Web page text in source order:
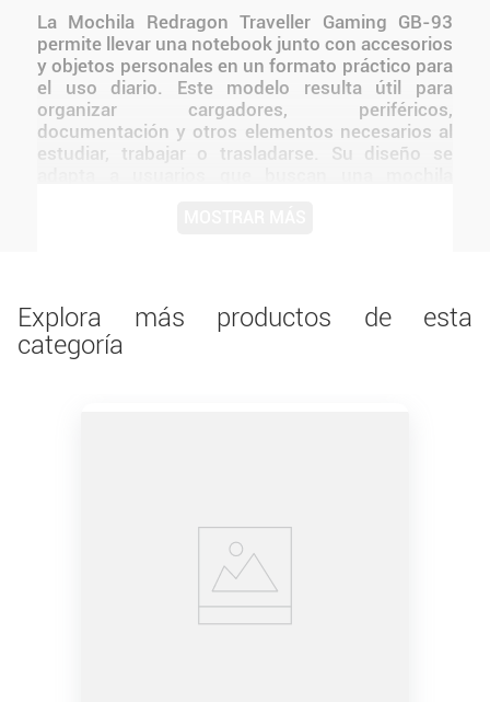
La Mochila Redragon Traveller Gaming GB-93
permite llevar una notebook junto con accesorios
y objetos personales en un formato práctico para
el uso diario. Este modelo resulta útil para
organizar cargadores, periféricos,
documentación y otros elementos necesarios al
estudiar, trabajar o trasladarse. Su diseño se
Explora más productos de esta
categoría